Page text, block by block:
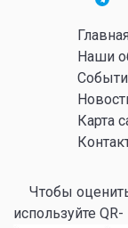
Наши
Карта
Чтобы
используйте